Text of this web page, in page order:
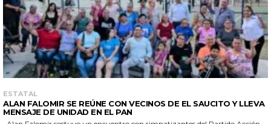
ESTATAL
ALAN FALOMIR SE REÚNE CON VECINOS DE EL SAUCITO Y LLEVA
MENSAJE DE UNIDAD EN EL PAN